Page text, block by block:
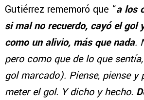
Gutiérrez rememoró que “a los
si mal no recuerdo, cayó el gol
como un alivio, más que nada.
pero como que de lo que
gol marcado). Piense, piense y
meter el gol. Y dicho y hecho.